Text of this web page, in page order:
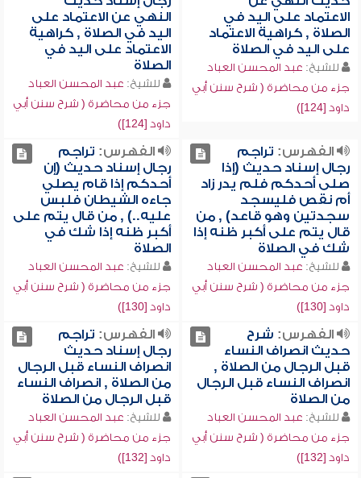
الاعتماد على اليد في
الصلاة , كراهية الاعتماد
على اليد في الصلاة
للشيخ: عبد المحسن العباد
جزء من محاضرة ( شرح سنن أبي
داود [124])
النهي عن الاعتماد على
اليد في الصلاة , كراهية
الاعتماد على اليد في
الصلاة
للشيخ: عبد المحسن العباد
جزء من محاضرة ( شرح سنن أبي
داود [124])
الفهرس: تراجم
رجال إسناد حديث (إذا
صلى أحدكم فلم يدر زاد
أم نقص فليسجد
سجدتين وهو قاعد) , من
قال يتم على أكبر ظنه إذا
شك في الصلاة
للشيخ: عبد المحسن العباد
جزء من محاضرة ( شرح سنن أبي
داود [130])
الفهرس: تراجم
رجال إسناد حديث (إن
أحدكم إذا قام يصلي
جاءه الشيطان فلبس
عليه..) , من قال يتم على
أكبر ظنه إذا شك في
الصلاة
للشيخ: عبد المحسن العباد
جزء من محاضرة ( شرح سنن أبي
داود [130])
الفهرس: شرح
حديث انصراف النساء
قبل الرجال من الصلاة ,
انصراف النساء قبل الرجال
من الصلاة
للشيخ: عبد المحسن العباد
جزء من محاضرة ( شرح سنن أبي
داود [132])
الفهرس: تراجم
رجال إسناد حديث
انصراف النساء قبل الرجال
من الصلاة , انصراف النساء
قبل الرجال من الصلاة
للشيخ: عبد المحسن العباد
جزء من محاضرة ( شرح سنن أبي
داود [132])